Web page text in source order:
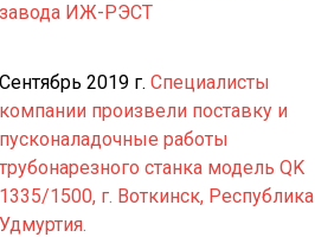
завода ИЖ-РЭСТ
Сентябрь 2019 г. Специалисты
компании произвели поставку и
пусконаладочные работы
трубонарезного станка модель QK
1335/1500, г. Воткинск, Республика
Удмуртия.